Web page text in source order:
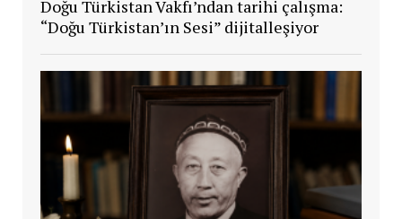
Doğu Türkistan Vakfı’ndan tarihi çalışma:
“Doğu Türkistan’ın Sesi” dijitalleşiyor